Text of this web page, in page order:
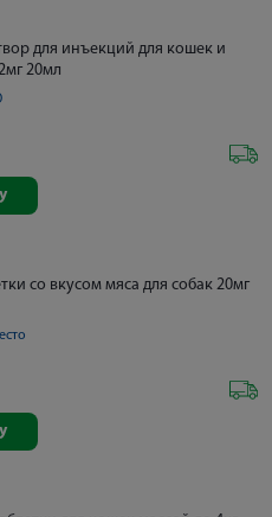
для инъекций для кошек и
20мл
со вкусом мяса для собак 20мг